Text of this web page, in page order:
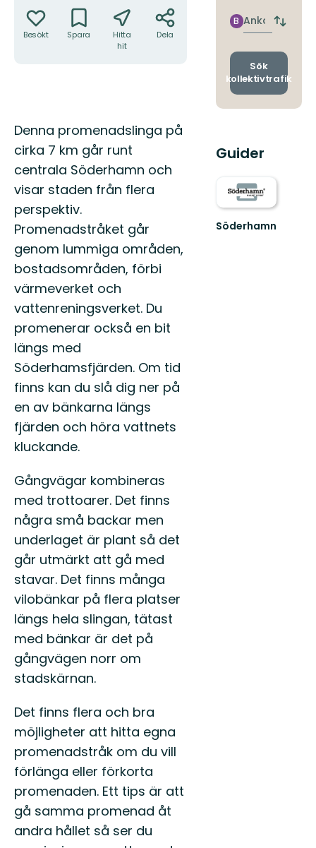
Besökt Spara
Hitta
hit
Dela
Beskrivning
Denna promenadslinga på
cirka 7 km går runt
centrala Söderhamn och
visar staden från flera
perspektiv.
Promenadstråket går
genom lummiga områden,
bostadsområden, förbi
värmeverket och
vattenreningsverket. Du
promenerar också en bit
längs med
Söderhamsfjärden. Om tid
finns kan du slå dig ner på
en av bänkarna längs
fjärden och höra vattnets
kluckande.
Gångvägar kombineras
med trottoarer. Det finns
några små backar men
underlaget är plant så det
går utmärkt att gå med
stavar. Det finns många
vilobänkar på flera platser
längs hela slingan, tätast
med bänkar är det på
gångvägen norr om
stadskärnan.
Det finns flera och bra
möjligheter att hitta egna
promenadstråk om du vill
förlänga eller förkorta
promenaden. Ett tips är att
gå samma promenad åt
andra hållet så ser du
Ankomst
B
Byt
och
Sök
kollektivtrafik
Guider
Söderhamn